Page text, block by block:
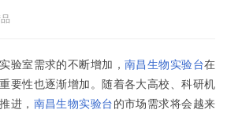
验室需求的不断增加， 南昌生物实验台在
要性也逐渐增加。随着各大高校、科研机
进， 南昌生物实验台 的市场需求将会越来